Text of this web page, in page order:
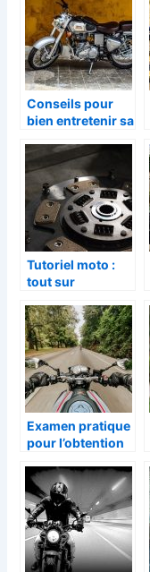
Conseils pour
bien entretenir sa
Tutoriel moto :
tout sur
Examen pratique
pour l’obtention
: comment le
réussir ?